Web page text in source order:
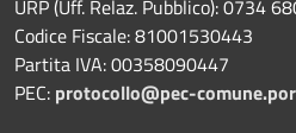
URP (Uff. Relaz. Pubblico): 0734
Codice Fiscale: 81001530443
Partita IVA: 00358090447
PEC: protocollo@pec-